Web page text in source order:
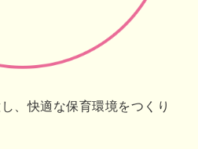
、快適な保育環境をつくり